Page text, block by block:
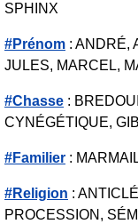
SPHINX
#Prénom : ANDRÉ,
JULES, MARCEL,
#Chasse :
CYNÉGÉTIQUE,
#Familier :
#Religion :
PROCESSION,